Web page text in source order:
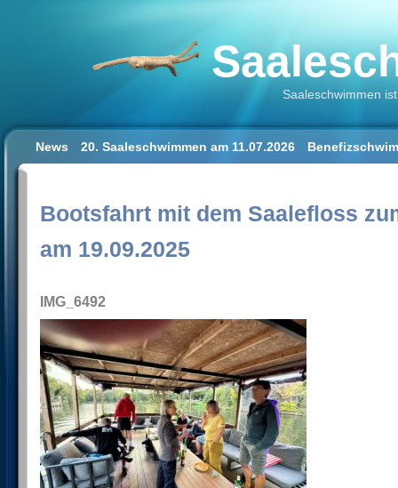
Saaleschwimmen
News 20. Saaleschwimmen am 11.07.2026
Bootsfahrt mit dem Saalefloss
am 19.09.2025
IMG_6492